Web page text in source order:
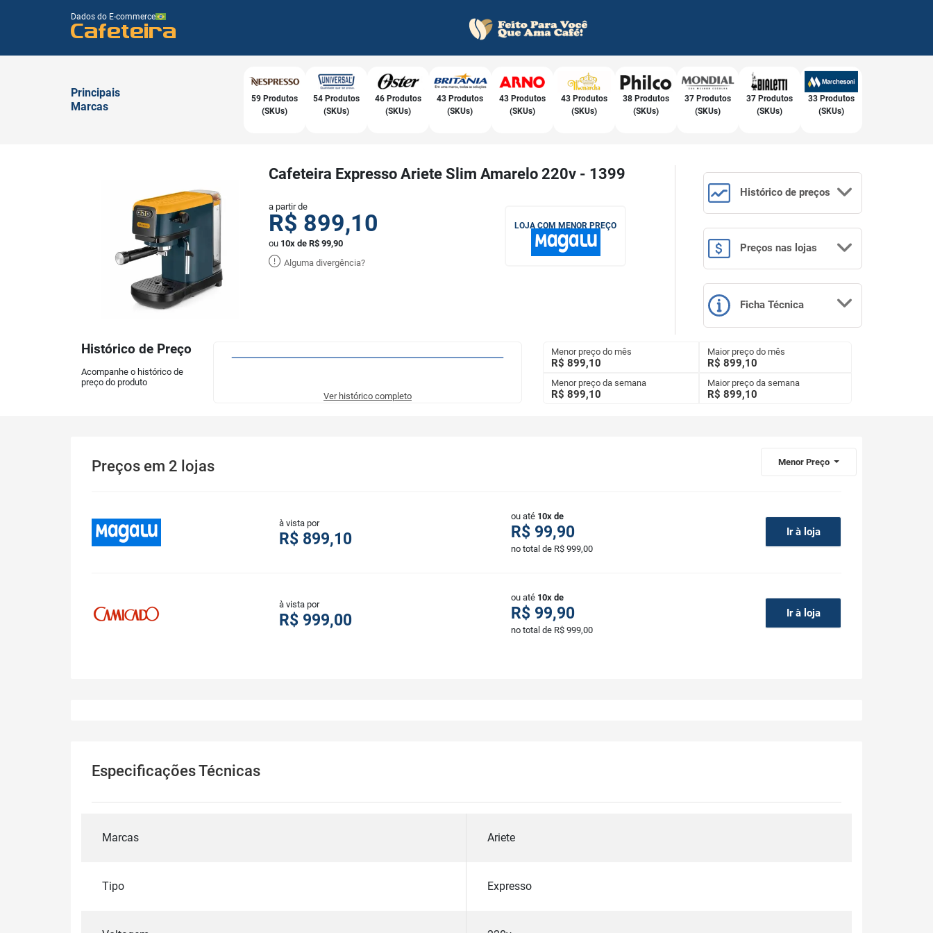
Dados do E-commerce
Cafeteira
Principais
Marcas
59 Produtos
(SKUs)
54 Produtos
(SKUs)
46 Produtos
(SKUs)
43 Produtos
(SKUs)
43 Produtos
(SKUs)
43 Produtos
(SKUs)
38 Produtos
(SKUs)
37 Produtos
(SKUs)
37 Produtos
(SKUs)
33 Produtos
(SKUs)
Cafeteira Expresso Ariete Slim Amarelo 220v - 1399
a partir de
R$ 899,10
ou 10x de R$ 99,90
Alguma divergência?
LOJA COM MENOR PREÇO
Histórico de preços
Preços nas lojas
Ficha Técnica
Histórico de Preço
Acompanhe o histórico de
preço do produto
Ver histórico completo
Menor preço do mês
R$ 899,10
Maior preço do mês
R$ 899,10
Menor preço da semana
R$ 899,10
Maior preço da semana
R$ 899,10
Preços em 2 lojas Menor Preço
à vista por
R$ 899,10
ou até 10x de
R$ 99,90
no total de R$ 999,00
Ir à loja
à vista por
R$ 999,00
ou até 10x de
R$ 99,90
no total de R$ 999,00
Ir à loja
Especificações Técnicas
Marcas Ariete
Tipo Expresso